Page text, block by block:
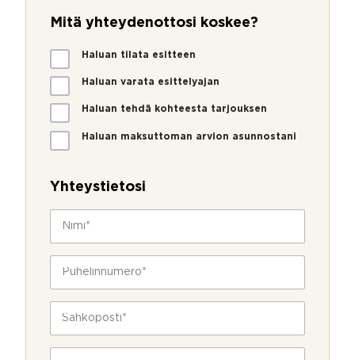
Mitä yhteydenottosi koskee?
M
i
ä
d
s
o
Haluan tilata esitteen
Haluan varata esittelyajan
Haluan tehdä kohteesta tarjouksen
Haluan maksuttoman arvion asunnostani
Yhteystietosi
m
h
i
n
h